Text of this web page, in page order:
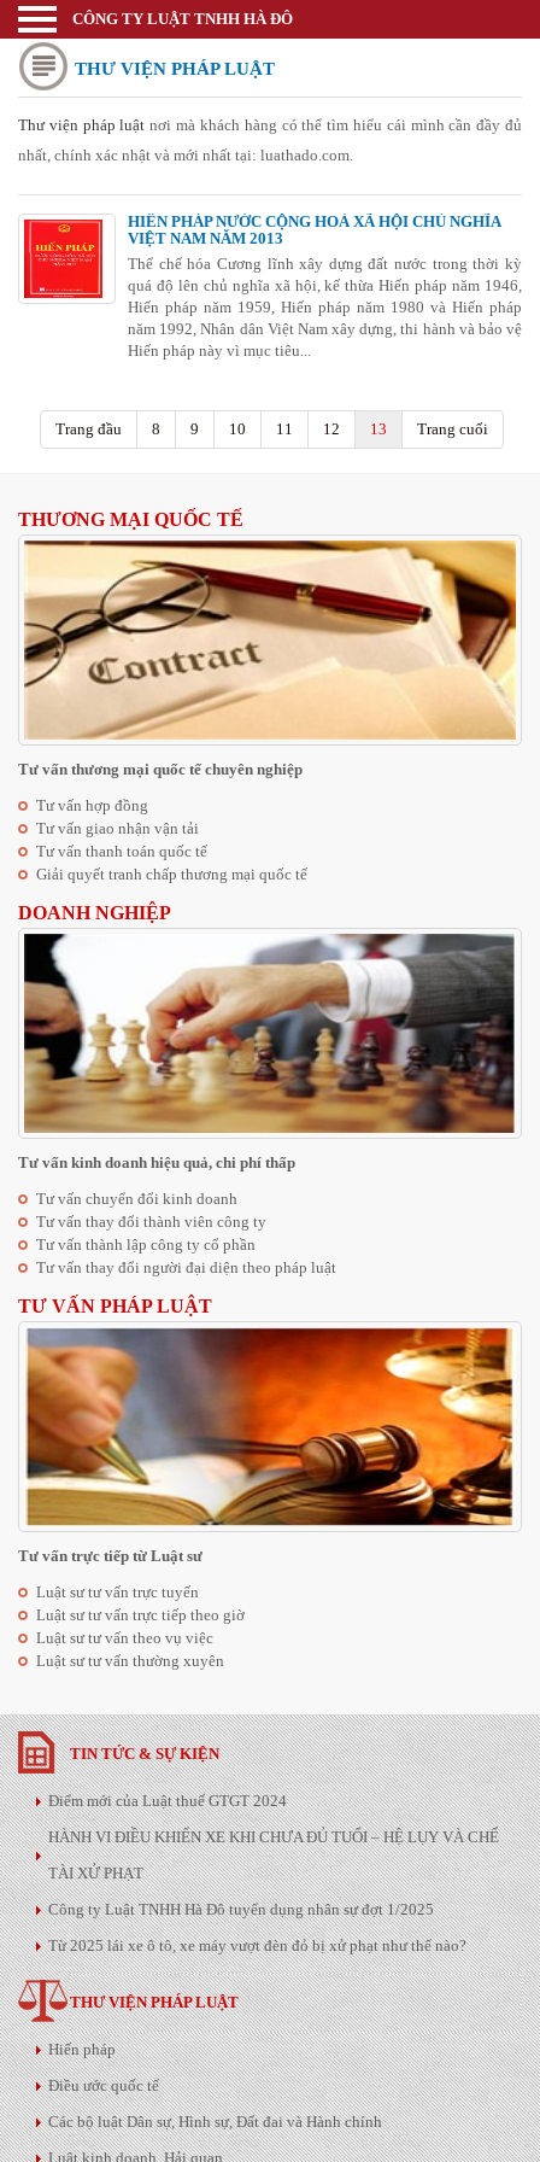
Luật sư
Trang chủ
Thương mại quốc tế
Thành lập doanh nghiệp
Thay đổi đăng ký kinh doanh
Bảo hộ nhãn hiệu
Bảo hộ kiểu dáng sáng chế
Bảo hộ bản quyền tác giả
Giấy phép Công thương
CÔNG TY LUẬT TNHH HÀ ĐÔ
THƯ VIỆN PHÁP LUẬT
Thư viện pháp luật nơi mà khách hàng có thể tìm hiểu cái mình cần đầy đủ
nhất, chính xác nhật và mới nhất tại: luathado.com.
HIẾN PHÁP NƯỚC CỘNG HOÀ XÃ HỘI CHỦ NGHĨA
VIỆT NAM NĂM 2013
Thể chế hóa Cương lĩnh xây dựng đất nước trong thời kỳ
quá độ lên chủ nghĩa xã hội, kế thừa Hiến pháp năm 1946,
Hiến pháp năm 1959, Hiến pháp năm 1980 và Hiến pháp
năm 1992, Nhân dân Việt Nam xây dựng, thi hành và bảo vệ
Hiến pháp này vì mục tiêu...
Trang đầu 8 9 10 11 12 13 Trang cuối
THƯƠNG MẠI QUỐC TẾ
Tư vấn thương mại quốc tế chuyên nghiệp
Tư vấn hợp đồng
Tư vấn giao nhận vận tải
Tư vấn thanh toán quốc tế
Giải quyết tranh chấp thương mại quốc tế
DOANH NGHIỆP
Tư vấn kinh doanh hiệu quả, chi phí thấp
Tư vấn chuyển đổi kinh doanh
Tư vấn thay đổi thành viên công ty
Tư vấn thành lập công ty cổ phần
Tư vấn thay đổi người đại diện theo pháp luật
TƯ VẤN PHÁP LUẬT
Tư vấn trực tiếp từ Luật sư
Luật sư tư vấn trực tuyến
Luật sư tư vấn trực tiếp theo giờ
Luật sư tư vấn theo vụ việc
Luật sư tư vấn thường xuyên
TIN TỨC & SỰ KIỆN
Điểm mới của Luật thuế GTGT 2024
HÀNH VI ĐIỀU KHIỂN XE KHI CHƯA ĐỦ TUỔI – HỆ LỤY VÀ CHẾ
TÀI XỬ PHẠT
Công ty Luật TNHH Hà Đô tuyển dụng nhân sự đợt 1/2025
Từ 2025 lái xe ô tô, xe máy vượt đèn đỏ bị xử phạt như thế nào?
THƯ VIỆN PHÁP LUẬT
Hiến pháp
Điều ước quốc tế
Các bộ luật Dân sự, Hình sự, Đất đai và Hành chính
Luật kinh doanh, Hải quan